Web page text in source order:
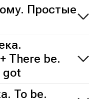
Простые
There be.
got
To be.